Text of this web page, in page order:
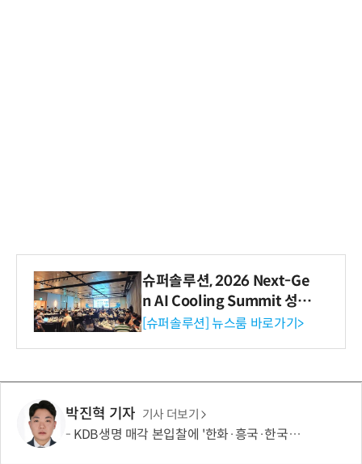
슈퍼솔루션, 2026 Next-Ge
n AI Cooling Summit 성황
리 성료
[슈퍼솔루션] 뉴스룸 바로가기>
박진혁 기자 기사 더보기
KDB생명 매각 본입찰에 '한화·흥국·한국금융' 참여